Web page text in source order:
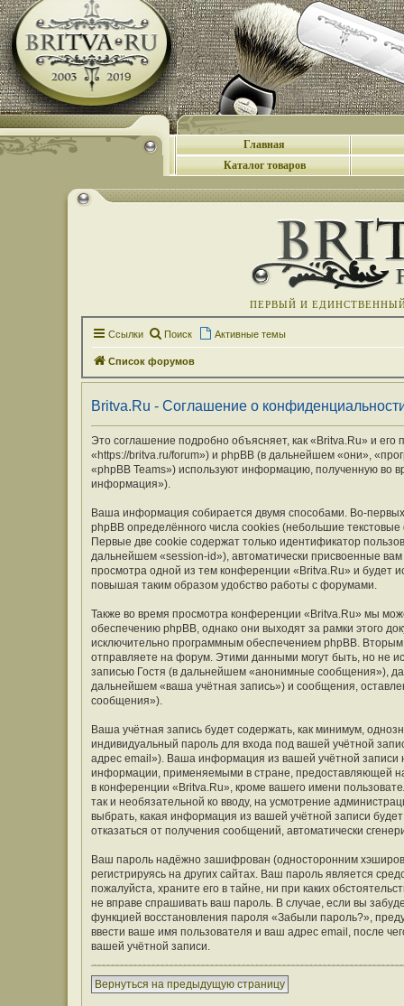
Главная
Каталог товаров
ПЕРВЫЙ И
Ссылки Поиск Активные темы
Список форумов
Britva.Ru - Соглашение о
Это соглашение подробно объясняет, как «Britva.Ru» и
«https://britva.ru/forum») и phpBB (в дальнейшем «они»,
«phpBB Teams») используют информацию, полученную во
информация»).
Ваша информация собирается двумя способами. Во-
phpBB определённого числа cookies (небольшие
Первые две cookie содержат только идентификатор
дальнейшем «session-id»), автоматически присвоенные
просмотра одной из тем конференции «Britva.Ru» и будет
повышая таким образом удобство работы с форумами.
Также во время просмотра конференции «Britva.Ru» мы
обеспечению phpBB, однако они выходят за рамки этого
исключительно программным обеспечением phpBB.
отправляете на форум. Этими данными могут быть, но не
записью Гостя (в дальнейшем «анонимные сообщения»),
дальнейшем «ваша учётная запись») и сообщения,
сообщения»).
Ваша учётная запись будет содержать, как минимум,
индивидуальный пароль для входа под вашей учётной
адрес email»). Ваша информация из вашей учётной
информации, применяемыми в стране, предоставляющей
в конференции «Britva.Ru», кроме вашего имени
так и необязательной ко вводу, на усмотрение
выбрать, какая информация из вашей учётной записи
отказаться от получения сообщений, автоматически
Ваш пароль надёжно зашифрован (односторонним
регистрируясь на других сайтах. Ваш пароль является
пожалуйста, храните его в тайне, ни при каких
не вправе спрашивать ваш пароль. В случае, если вы
функцией восстановления пароля «Забыли пароль?»,
ввести ваше имя пользователя и ваш адрес email, после
вашей учётной записи.
Вернуться на предыдущую страницу